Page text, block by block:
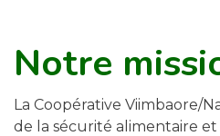
Notre
La Coopérative Viimbaore/
de la sécurité alimentaire